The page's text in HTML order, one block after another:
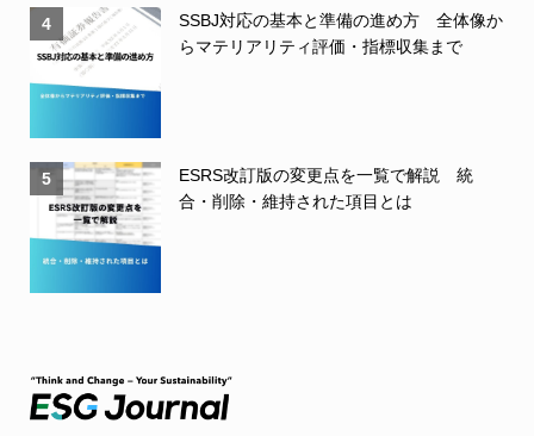
4
SSBJ対応の基本と準備の進め方 全体像か
らマテリアリティ評価・指標収集まで
5
ESRS改訂版の変更点を一覧で解説 統
合・削除・維持された項目とは